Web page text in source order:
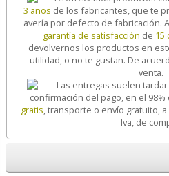
3 años de los fabricantes, que te
avería por defecto de fabricación.
garantía de satisfacción de 15
devolvernos los productos en
utilidad, o no te gustan. De
venta.
Las entregas suelen tardar
confirmación del pago, en el 98%
gratis , transporte o envío gratuito,
Iva, de